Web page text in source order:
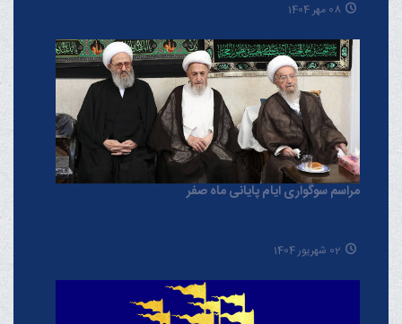
08 مهر 1404
مراسم سوگواری ایام پایانی ماه صفر
02 شهریور 1404